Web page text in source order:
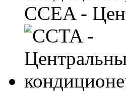
CCEA -